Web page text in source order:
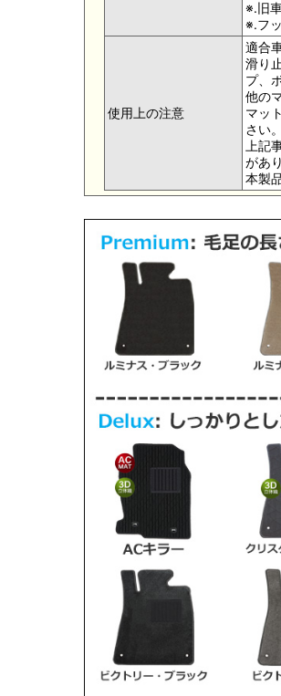
※.旧
※.フ
使用上の注意
適合
滑り
プ、
他の
マッ
さい。
上記
があ
本製